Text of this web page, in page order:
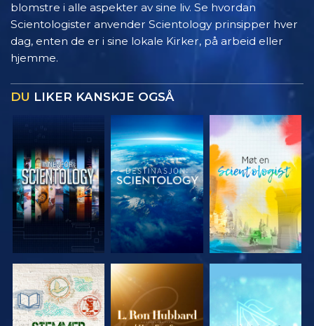
blomstre i alle aspekter av sine liv. Se hvordan
Scientologister anvender Scientology prinsipper hver
dag, enten de er i sine lokale Kirker, på arbeid eller
hjemme.
DU LIKER KANSKJE OGSÅ
UTFORSK
SERIEN
UTFORSK
SERIEN
UTFORSK
SERIEN